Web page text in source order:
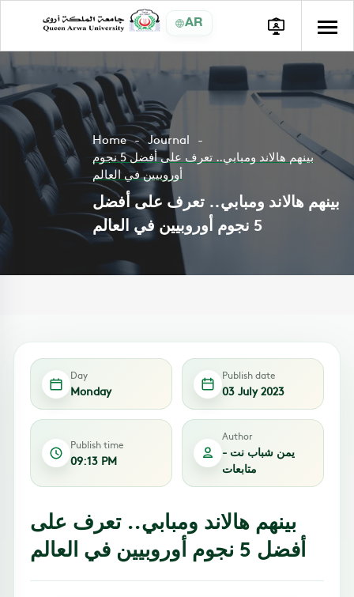
AR
Home
Journal
بينهم هالاند ومبابي.. تعرف على أفضل 5 نجوم
أوروبيين في العالم
بينهم هالاند ومبابي.. تعرف على أفضل
5 نجوم أوروبيين في العالم
Day
Monday
Publish date
03 July 2023
Publish time
09:13 PM
Author
يمن شباب نت -
متابعات
بينهم هالاند ومبابي.. تعرف على
أفضل 5 نجوم أوروبيين في العالم